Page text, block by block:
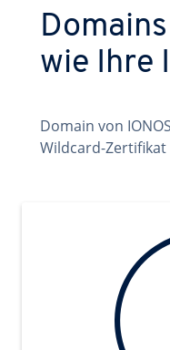
wie Ihre
Domain von
Wildcard-Zertifikat